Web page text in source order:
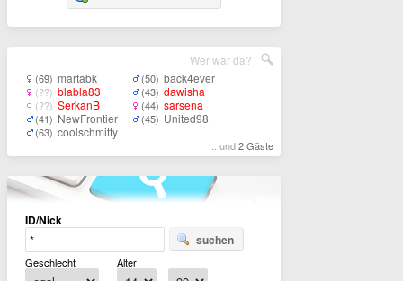
(69) martabk
(??) blabla83
(??) SerkanB
(41) NewFrontier
(63) coolschmitty
(50) back4ever
(43) dawisha
(44) sarsena
(45) United98
... und2 Gäste
Wer war da?
ID/Nick
suchen
Geschlecht
Alter